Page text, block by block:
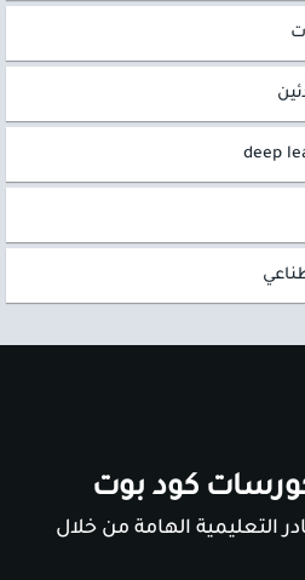
كود بوت
التعليمية الهامة من خلال